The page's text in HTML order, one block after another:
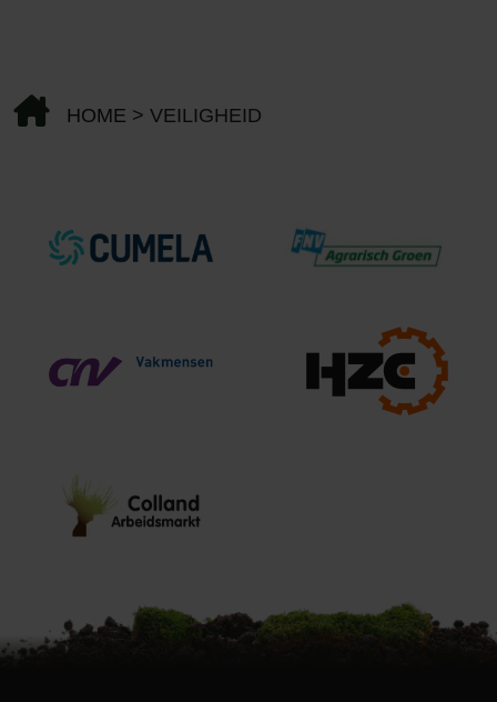
HOME > VEILIGHEID